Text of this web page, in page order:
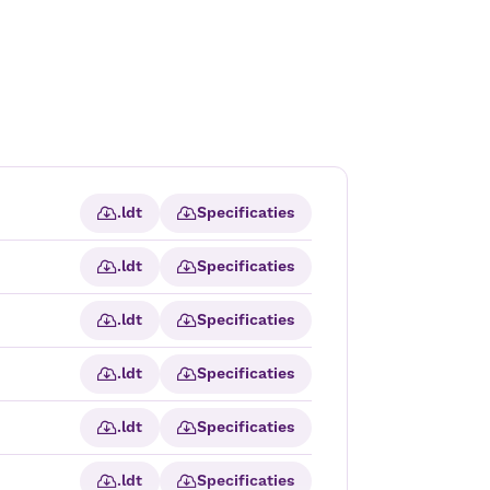
.ldt Specificaties
.ldt Specificaties
.ldt Specificaties
.ldt Specificaties
.ldt Specificaties
.ldt Specificaties